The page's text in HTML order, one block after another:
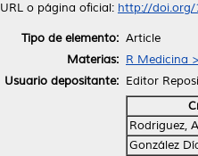
URL o página oficial: http://doi.org/
Tipo de elemento: Article
Materias: R Medicina
Usuario depositante: Editor
Rodriguez,
González